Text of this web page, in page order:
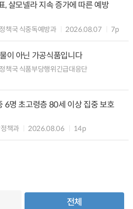
살모넬라 지속 증가에 따른 예방
책국 식중독예방과 2026.08.07 7p
이 아닌 가공식품입니다
책국 식품부당행위긴급대응단
6명 초고령층 80세 이상 집중 보호
책과 2026.08.06 14p
전체